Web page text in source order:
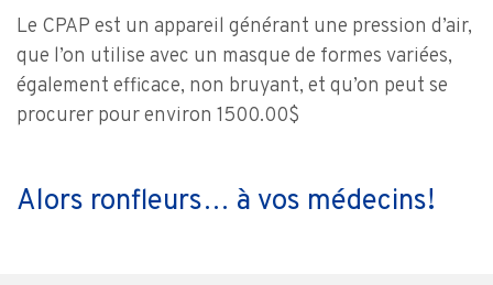
Le CPAP est un appareil générant une pression d’air,
que l’on utilise avec un masque de formes variées,
également efficace, non bruyant, et qu’on peut se
procurer pour environ 1500.00$
Alors ronfleurs… à vos médecins!